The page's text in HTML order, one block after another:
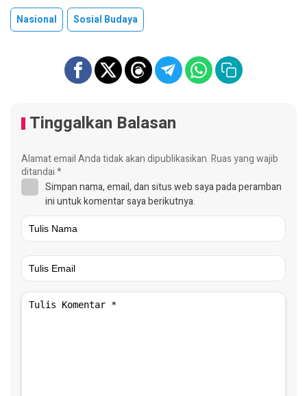
Nasional Sosial Budaya
Tinggalkan Balasan
Alamat email Anda tidak akan dipublikasikan.Ruas yang wajib
ditandai*
Simpan nama, email, dan situs web saya pada peramban
ini untuk komentar saya berikutnya.